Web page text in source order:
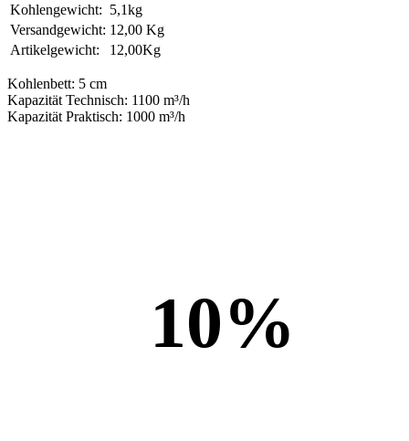
Kohlengewicht: 5,1kg
Versandgewicht‍: 12,00 Kg
Artikelgewicht‍:
12,00Kg
Kohlenbett: 5 cm
Kapazität Technisch: 1100 m³/h
Kapazität Praktisch: 1000 m³/h
10%